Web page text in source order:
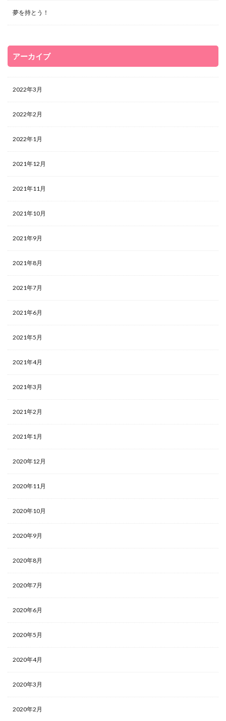
夢を持とう！
アーカイブ
2022年3月
2022年2月
2022年1月
2021年12月
2021年11月
2021年10月
2021年9月
2021年8月
2021年7月
2021年6月
2021年5月
2021年4月
2021年3月
2021年2月
2021年1月
2020年12月
2020年11月
2020年10月
2020年9月
2020年8月
2020年7月
2020年6月
2020年5月
2020年4月
2020年3月
2020年2月